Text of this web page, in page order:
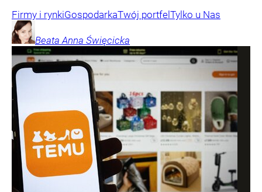
Firmy i rynkiGospodarkaTwój portfel Tylko u Nas
Beata Anna Święcicka